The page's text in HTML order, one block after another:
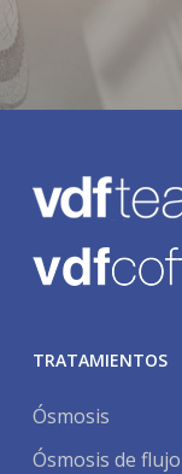
TRATAMIENTOS
Ósmosis
Ósmosis de